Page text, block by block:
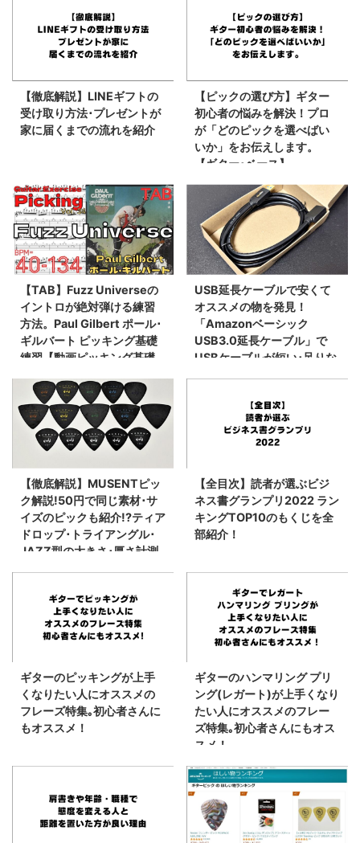
【徹底解説】LINEギフトの
受け取り方法･プレゼントが
家に届くまでの流れを紹介
【ピックの選び方】ギター
初心者の悩みを解決！プロ
が「どのピックを選べばい
いか」をお伝えします。
【ギター･ベース】
【TAB】Fuzz Universeの
イントロが絶対弾ける練習
方法。Paul Gilbert ポール･
ギルバート ピッキング基礎
練習【動画ピッキング基礎
USB延長ケーブルで安くて
オススメの物を発見！
「Amazonベーシック
USB3.0延長ケーブル」で
USBケーブルが短い･足りな
【徹底解説】MUSENTピッ
ク解説!50円で同じ素材･サ
イズのピックも紹介!?ティア
ドロップ･トライアングル･
JAZZ型の大きさ･厚さ計測
【全目次】読者が選ぶビジ
ネス書グランプリ2022 ラン
キングTOP10のもくじを全
部紹介！
ギターのピッキングが上手
くなりたい人にオススメの
フレーズ特集｡初心者さんに
もオススメ！
ギターのハンマリング プリ
ング(レガート)が上手くなり
たい人にオススメのフレー
ズ特集｡初心者さんにもオス
スメ！